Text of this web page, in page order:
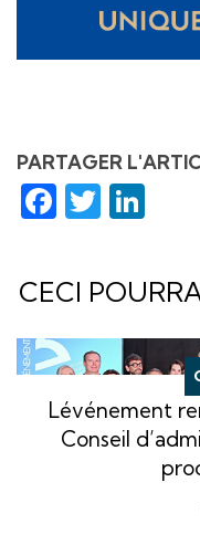
PARTAGER
Facebook
Twitter
CECI
Lévénement
Conseil